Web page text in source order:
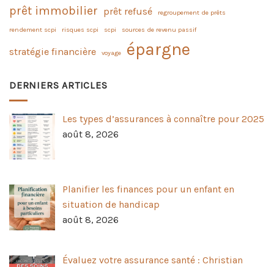
prêt immobilier prêt refusé regroupement de prêts
rendement scpi risques scpi scpi sources de revenu passif
stratégie financière voyage épargne
DERNIERS ARTICLES
Les types d’assurances à connaître pour 2025
août 8, 2026
Planifier les finances pour un enfant en
situation de handicap
août 8, 2026
Évaluez votre assurance santé : Christian